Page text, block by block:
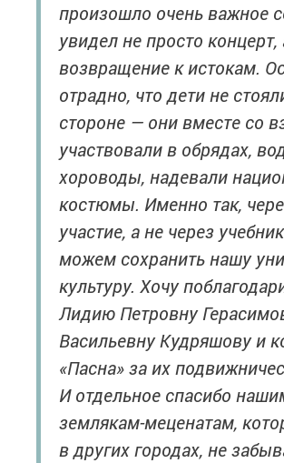
произошло очень важное
увидел не просто
возвращение к истокам.
отрадно, что дети не
стороне — они вместе со
участвовали в обрядах,
хороводы, надевали
костюмы. Именно так,
участие, а не через
можем сохранить нашу
культуру. Хочу
Лидию Петровну
Васильевну Кудряшову и
«Пасна» за их
И отдельное спасибо
землякам-меценатам,
в других городах, не